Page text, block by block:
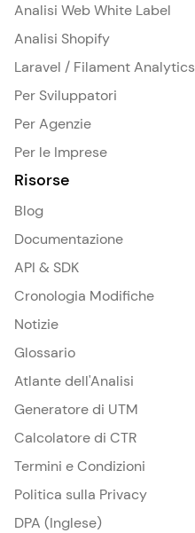
Analisi Web White Label
Analisi Shopify
Laravel / Filament Analytics
Per Sviluppatori
Per Agenzie
Per le Imprese
Risorse
Blog
Documentazione
API & SDK
Cronologia Modifiche
Notizie
Glossario
Atlante dell'Analisi
Generatore di UTM
Calcolatore di CTR
Termini e Condizioni
Politica sulla Privacy
DPA (Inglese)